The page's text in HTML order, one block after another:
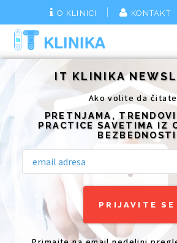
O KLINICI KONTAKT
IT KLINIKA
Ako volite da
PRETNJAMA,
PRACTICE SAVETIMA IZ
BEZBEDNOSTI